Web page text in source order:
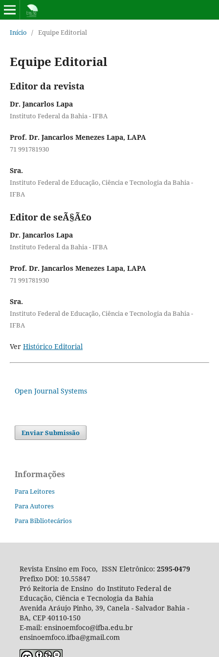
Início / Equipe Editorial
Equipe Editorial
Editor da revista
Dr. Jancarlos Lapa
Instituto Federal da Bahia - IFBA
Prof. Dr. Jancarlos Menezes Lapa, LAPA
71 991781930
Sra.
Instituto Federal de Educação, Ciência e Tecnologia da Bahia -
IFBA
Editor de seÃ§Ã£o
Dr. Jancarlos Lapa
Instituto Federal da Bahia - IFBA
Prof. Dr. Jancarlos Menezes Lapa, LAPA
71 991781930
Sra.
Instituto Federal de Educação, Ciência e Tecnologia da Bahia -
IFBA
Ver Histórico Editorial
Open Journal Systems
Enviar Submissão
Informações
Para Leitores
Para Autores
Para Bibliotecários
Revista Ensino em Foco, ISSN Eletrônico: 2595-0479
Prefixo DOI: 10.55847
Pró Reitoria de Ensino do Instituto Federal de
Educação, Ciência e Tecnologia da Bahia
Avenida Aráujo Pinho, 39, Canela - Salvador Bahia -
BA, CEP 40110-150
E-mail: ensinoemfoco@ifba.edu.br
ensinoemfoco.ifba@gmail.com